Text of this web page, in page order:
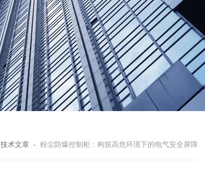
技术文章 - 粉尘防爆控制柜：构筑高危环境下的电气安全屏障